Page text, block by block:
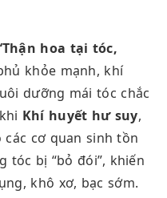
hoa tại tóc,
khỏe mạnh, khí
dưỡng mái tóc chắc
Khí huyết hư suy,
cơ quan sinh tồn
tóc bị “bỏ đói”, khiến
khô xơ, bạc sớm.